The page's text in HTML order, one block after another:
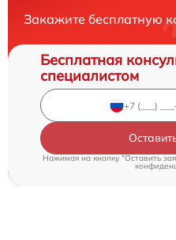
Закажите бесплатную
Бесплатная
специалистом
Нажимая на кнопку "Оставить